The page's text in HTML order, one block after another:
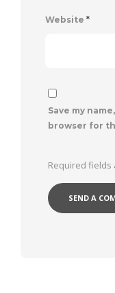
Website *
Save my
browser for
Required fields